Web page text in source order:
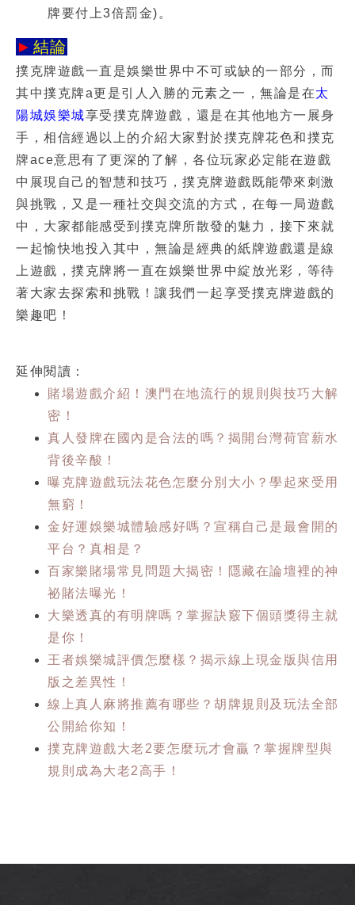
牌要付上3倍罰金)。
► 結論
撲克牌遊戲一直是娛樂世界中不可或缺的一部分，而
其中撲克牌a更是引人入勝的元素之一，無論是在太
陽城娛樂城享受撲克牌遊戲，還是在其他地方一展身
手，相信經過以上的介紹大家對於撲克牌花色和撲克
牌ace意思有了更深的了解，各位玩家必定能在遊戲
中展現自己的智慧和技巧， 撲克牌遊戲 既能帶來刺激
與挑戰，又是一種社交與交流的方式，在每一局遊戲
中，大家都能感受到撲克牌所散發的魅力，接下來就
一起愉快地投入其中，無論是經典的紙牌遊戲還是線
上遊戲，撲克牌將一直在娛樂世界中綻放光彩，等待
著大家去探索和挑戰！讓我們一起享受撲克牌遊戲的
樂趣吧！
延伸閱讀：
賭場遊戲介紹！澳門在地流行的規則與技巧大解
密！
真人發牌在國內是合法的嗎？揭開台灣荷官薪水
背後辛酸！
曝克牌遊戲玩法花色怎麼分別大小？學起來受用
無窮！
金好運娛樂城體驗感好嗎？宣稱自己是最會開的
平台？真相是？
百家樂賭場常見問題大揭密！隱藏在論壇裡的神
祕賭法曝光！
大樂透真的有明牌嗎？掌握訣竅下個頭獎得主就
是你！
王者娛樂城評價怎麼樣？揭示線上現金版與信用
版之差異性！
線上真人麻將推薦有哪些？胡牌規則及玩法全部
公開給你知！
撲克牌遊戲大老2要怎麼玩才會贏？掌握牌型與
規則成為大老2高手！